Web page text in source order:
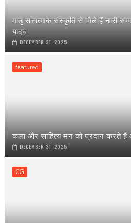
मातृ सत्तात्मक संस्कृति से मिले हैं नारी
यादव
DECEMBER 31, 2025
featured
कला और साहित्य मन को प्रदान करते
DECEMBER 31, 2025
CG